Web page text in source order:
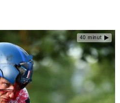
40 minut